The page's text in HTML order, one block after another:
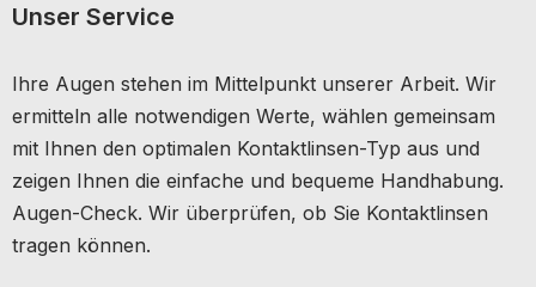
Unser Service
Ihre Augen stehen im Mittelpunkt unserer Arbeit. Wir
ermitteln alle notwendigen Werte, wählen gemeinsam
mit Ihnen den optimalen Kontaktlinsen-Typ aus und
zeigen Ihnen die einfache und bequeme Handhabung.
Augen-Check. Wir überprüfen, ob Sie Kontaktlinsen
tragen können.